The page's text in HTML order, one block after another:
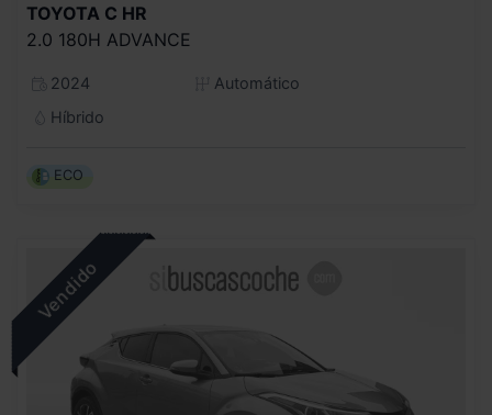
TOYOTA C HR
2.0 180H ADVANCE
2024
Automático
Híbrido
ECO